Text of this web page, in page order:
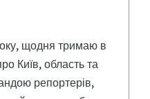
щодня тримаю в
Київ, область та
репортерів,